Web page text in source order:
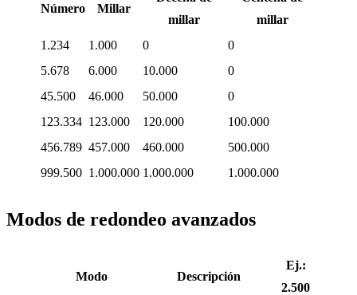
Número Millar
millar
millar
1.234
1.000 0
0
5.678
6.000 10.000
0
45.500
46.000 50.000
0
123.334 123.000 120.000
100.000
456.789 457.000 460.000
500.000
999.500 1.000.000 1.000.000 1.000.000
Modos de redondeo avanzados
Modo Descripción
Ej.:
2.500